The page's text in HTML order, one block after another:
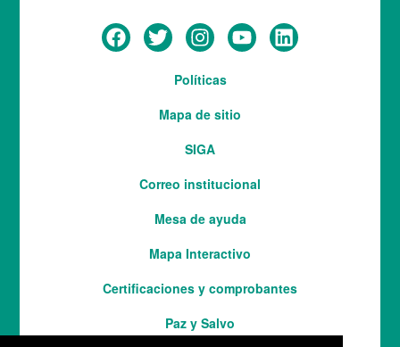
Políticas
Mapa de sitio
SIGA
Correo institucional
Mesa de ayuda
Mapa Interactivo
ServicesCertificaciones y comprobantes
Paz y Salvo